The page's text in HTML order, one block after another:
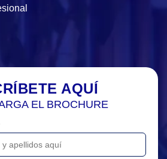
AQUÍ
EL BROCHURE